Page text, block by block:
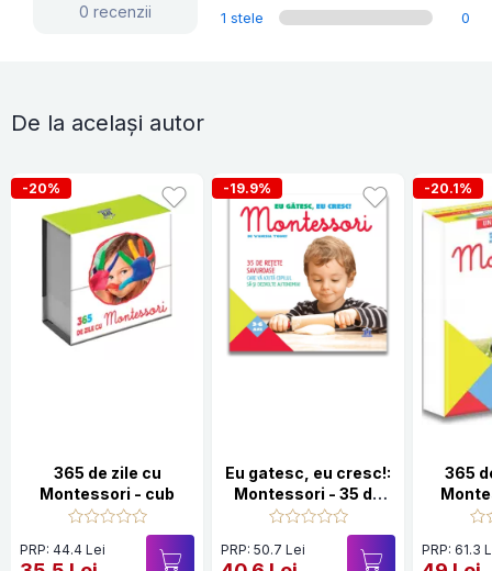
0 recenzii
1 stele
0
De la același autor
-20%
365 de zile cu
Montessori - cub
PRP: 44.4 Lei
-19.9%
Eu gatesc, eu cresc!:
Montessori - 35 de
retete savuroase
care va ajuta copilul
sa-si dezvolte
PRP: 50.7 Lei
-20.1%
365
copii
PRP: 61.3